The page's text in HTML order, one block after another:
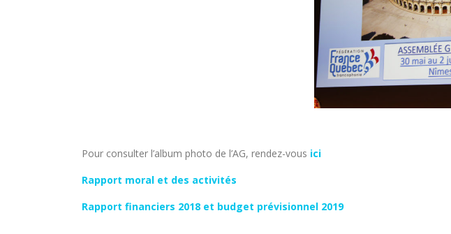
Pour consulter l’album photo de l’AG, rendez-vous ici
Rapport moral et des activités
Rapport financiers 2018 et budget prévisionnel 2019